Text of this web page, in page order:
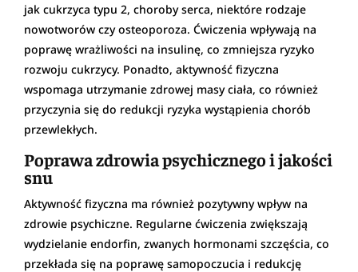
jak cukrzyca typu 2, choroby serca, niektóre rodzaje
nowotworów czy osteoporoza. Ćwiczenia wpływają na
poprawę wrażliwości na insulinę, co zmniejsza ryzyko
rozwoju cukrzycy. Ponadto, aktywność fizyczna
wspomaga utrzymanie zdrowej masy ciała, co również
przyczynia się do redukcji ryzyka wystąpienia chorób
przewlekłych.
Poprawa zdrowia psychicznego i jakości
snu
Aktywność fizyczna ma również pozytywny wpływ na
zdrowie psychiczne. Regularne ćwiczenia zwiększają
wydzielanie endorfin, zwanych hormonami szczęścia, co
przekłada się na poprawę samopoczucia i redukcję